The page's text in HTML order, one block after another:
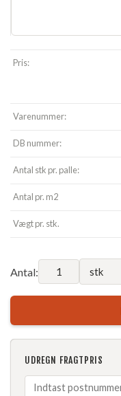
Pris:
Varenummer:
DB nummer:
Antal stk pr. palle:
Antal pr. m2
Vægt pr. stk.
Antal:
UDREGN FRAGTPRIS